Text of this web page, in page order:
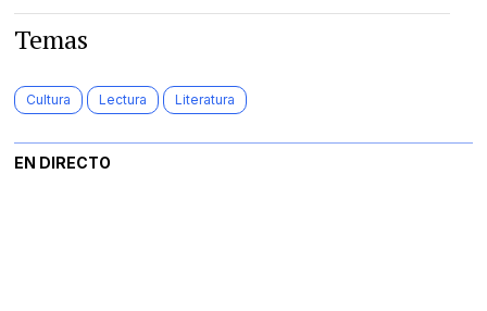
Temas
Cultura Lectura Literatura
EN DIRECTO